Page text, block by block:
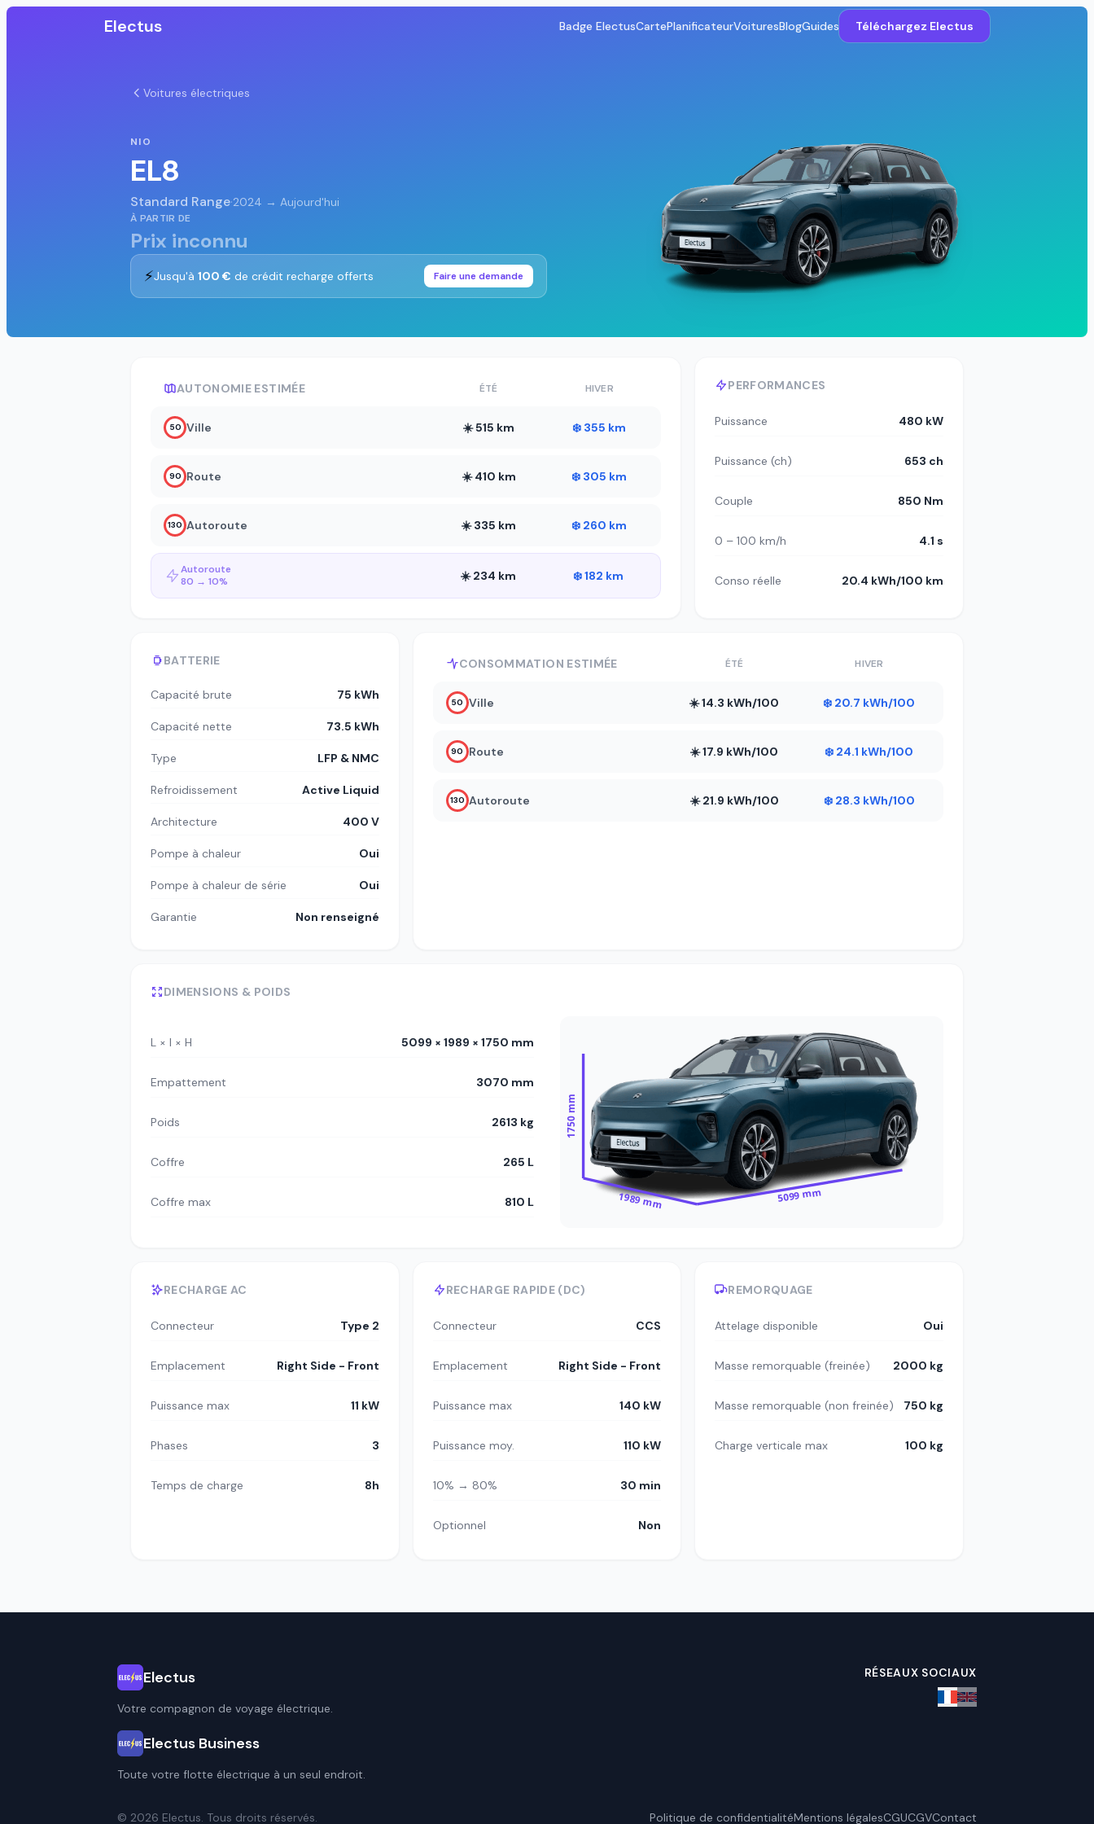
Electus Badge ElectusCartePlanificateurVoituresBlogGuides Téléchargez Electus
Voitures électriques
NIO
EL8
Standard Range·2024 → Aujourd'hui
À PARTIR DE
Prix inconnu
⚡Jusqu'à 100 € de crédit recharge offerts Faire une demande
AUTONOMIE ESTIMÉE ÉTÉ HIVER
50 Ville ☀️ 515 km ❄️ 355 km
90 Route ☀️ 410 km ❄️ 305 km
130 Autoroute ☀️ 335 km ❄️ 260 km
Autoroute
80 → 10%
☀️ 234 km ❄️ 182 km
PERFORMANCES
Puissance 480 kW
Puissance (ch) 653 ch
Couple 850 Nm
0 – 100 km/h 4.1 s
Conso réelle 20.4 kWh/100 km
BATTERIE
Capacité brute 75 kWh
Capacité nette 73.5 kWh
Type LFP & NMC
Refroidissement Active Liquid
Architecture 400 V
Pompe à chaleur Oui
Pompe à chaleur de série Oui
Garantie Non renseigné
CONSOMMATION ESTIMÉE ÉTÉ HIVER
50 Ville ☀️ 14.3 kWh/100 ❄️ 20.7 kWh/100
90 Route ☀️ 17.9 kWh/100 ❄️ 24.1 kWh/100
130 Autoroute ☀️ 21.9 kWh/100 ❄️ 28.3 kWh/100
DIMENSIONS & POIDS
L × l × H 5099 × 1989 × 1750 mm
Empattement 3070 mm
Poids 2613 kg
Coffre 265 L
Coffre max 810 L
1750 mm
1989 mm 5099 mm
RECHARGE AC
Connecteur Type 2
Emplacement Right Side - Front
Puissance max 11 kW
Phases 3
Temps de charge 8h
RECHARGE RAPIDE (DC)
Connecteur CCS
Emplacement Right Side - Front
Puissance max 140 kW
Puissance moy. 110 kW
10% → 80% 30 min
Optionnel Non
REMORQUAGE
Attelage disponible Oui
Masse remorquable (freinée) 2000 kg
Masse remorquable (non freinée) 750 kg
Charge verticale max 100 kg
Electus
Votre compagnon de voyage électrique.
Electus Business
Toute votre flotte électrique à un seul endroit.
RÉSEAUX SOCIAUX
© 2026 Electus. Tous droits réservés. Politique de confidentialitéMentions légalesCGUCGVContact